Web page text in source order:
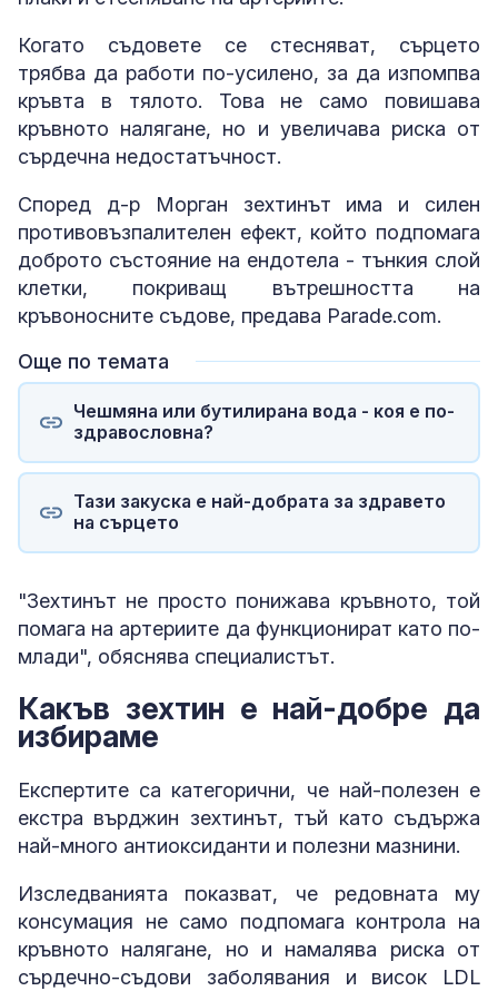
Когато съдовете се стесняват, сърцето
трябва да работи по-усилено, за да изпомпва
кръвта в тялото. Това не само повишава
кръвното налягане, но и увеличава риска от
сърдечна недостатъчност.
Според д-р Морган зехтинът има и силен
противовъзпалителен ефект, който подпомага
доброто състояние на ендотела - тънкия слой
клетки, покриващ вътрешността на
кръвоносните съдове, предава Parade.com.
Още по темата
Чешмяна или бутилирана вода - коя е по-
здравословна?
Тази закуска е най-добрата за здравето
на сърцето
"Зехтинът не просто понижава кръвното, той
помага на артериите да функционират като по-
млади", обяснява специалистът.
Какъв зехтин е най-добре да
избираме
Експертите са категорични, че най-полезен е
екстра върджин зехтинът, тъй като съдържа
най-много антиоксиданти и полезни мазнини.
Изследванията показват, че редовната му
консумация не само подпомага контрола на
кръвното налягане, но и намалява риска от
сърдечно-съдови заболявания и висок LDL